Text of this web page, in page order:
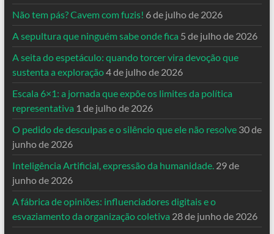
Não tem pás? Cavem com fuzis! 6 de julho de 2026
A sepultura que ninguém sabe onde fica 5 de julho de 2026
A seita do espetáculo: quando torcer vira devoção que
sustenta a exploração4 de julho de 2026
Escala 6×1: a jornada que expõe os limites da política
representativa 1 de julho de 2026
O pedido de desculpas e o silêncio que ele não resolve 30 de
junho de 2026
Inteligência Artificial, expressão da humanidade. 29 de
junho de 2026
A fábrica de opiniões: influenciadores digitais e o
esvaziamento da organização coletiva 28 de junho de 2026